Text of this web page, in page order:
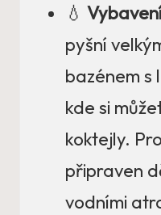
💧
pyšní
bazénem s
kde si
koktejly.
připraven
vodními